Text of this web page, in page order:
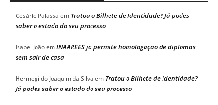
Cesário Palassa em Tratou o Bilhete de Identidade? Já podes
saber o estado do seu processo
Isabel JoãoemINAAREES já permite homologação de diplomas
sem sair de casa
Hermegildo Joaquim da Silva em Tratou o Bilhete de Identidade?
Já podes saber o estado do seu processo